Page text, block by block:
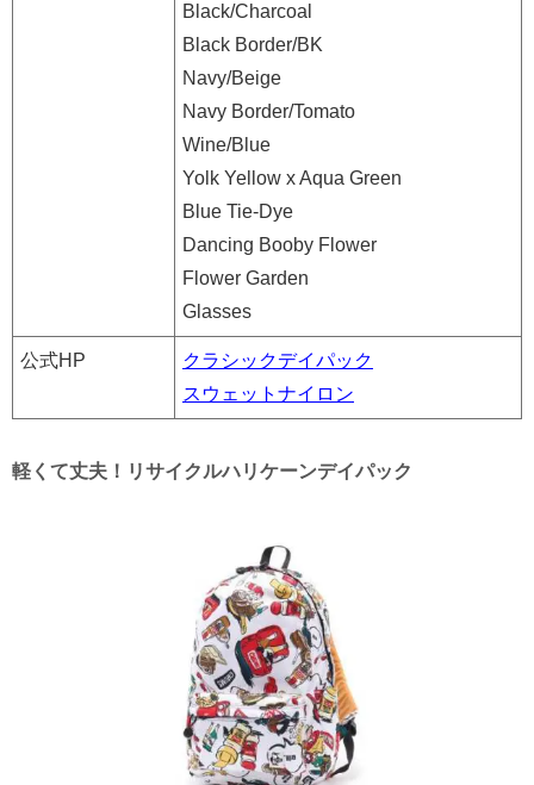
Black/Charcoal
Black Border/BK
Navy/Beige
Navy Border/Tomato
Wine/Blue
Yolk Yellow x Aqua Green
Blue Tie-Dye
Dancing Booby Flower
Flower Garden
Glasses
公式HP
クラシックデイパック
スウェットナイロン
軽くて丈夫！リサイクルハリケーンデイパック